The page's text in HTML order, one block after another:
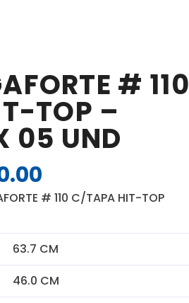
# 110
TOP –
05 UND
El
precio
actual
es:
S/ 300.00.
# 110 C/TAPA HIT-TOP
63.7 CM
46.0 CM